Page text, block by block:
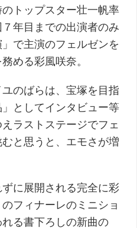
トップスター壮一帆率
年目までの出演者のみ
で主演のフェルゼンを
める彩風咲奈。
のばらは、宝塚を目指
としてインタビュー等
ラストステージでフェ
と思うと、エモさが増
に展開される完全に彩
フィナーレのミニショ
る書下ろしの新曲の